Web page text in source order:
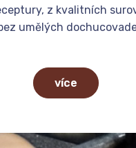
z kvalitních
umělých
více